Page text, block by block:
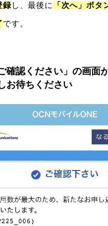
録し、最後に 「次へ」ボタ
です。
確認ください」の画面
お待ちください